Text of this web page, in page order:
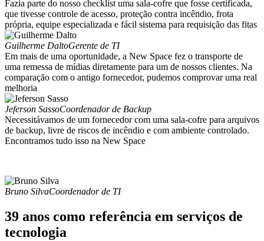
Fazia parte do nosso checklist uma sala-cofre que fosse certificada,
que tivesse controle de acesso, proteção contra incêndio, frota
própria, equipe especializada e fácil sistema para requisição das fitas
Guilherme DaltoGerente de TI
Em mais de uma oportunidade, a New Space fez o transporte de
uma remessa de mídias diretamente para um de nossos clientes. Na
comparação com o antigo fornecedor, pudemos comprovar uma real
melhoria
Jeferson SassoCoordenador de Backup
Necessitávamos de um fornecedor com uma sala-cofre para arquivos
de backup, livre de riscos de incêndio e com ambiente controlado.
Encontramos tudo isso na New Space
Bruno SilvaCoordenador de TI
39 anos como referência em serviços de
tecnologia